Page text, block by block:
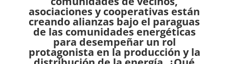
asociaciones y cooperativas están
creando alianzas bajo el paraguas
de las comunidades energéticas
para desempeñar un rol
protagonista en la producción y la